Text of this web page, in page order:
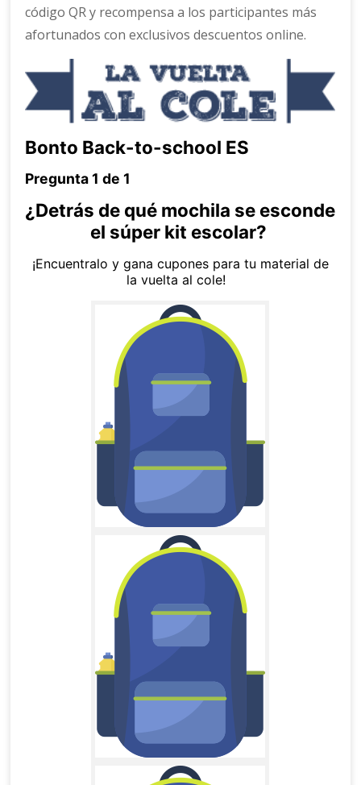
código QR y recompensa a los participantes más
afortunados con exclusivos descuentos online.